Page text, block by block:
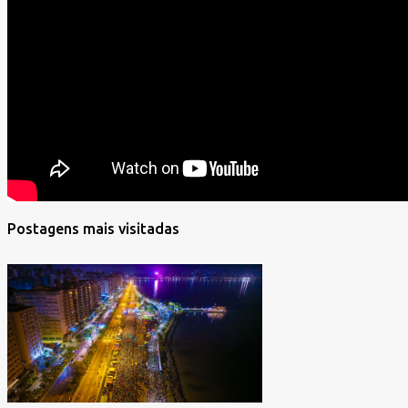
Postagens mais visitadas